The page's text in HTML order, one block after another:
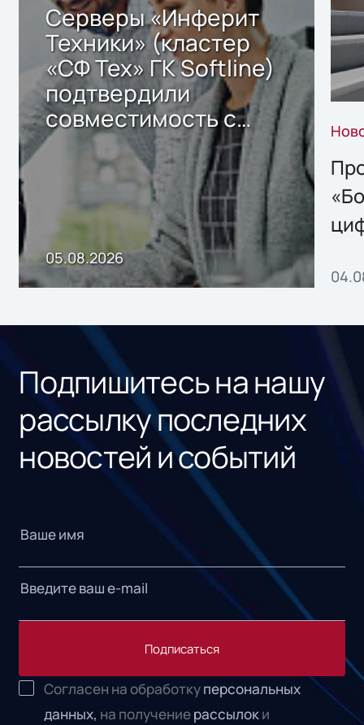
Серверы «Инферит
Техники» (кластер
«СФ Тех» ГК Softline)
подтвердили
совместимость с
решением Sharx
Storage 2.x для
хранения данных
05.08.2026
Подпишитесь на нашу
рассылку последних
новостей и событий
Подписаться
Согласен на обработкуперсональных
данных, на получениерассылоки